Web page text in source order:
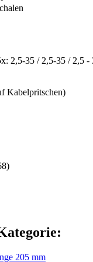
2,5-35 / 2,5-35 / 2,5 -
Kabelpritschen)
205 mm